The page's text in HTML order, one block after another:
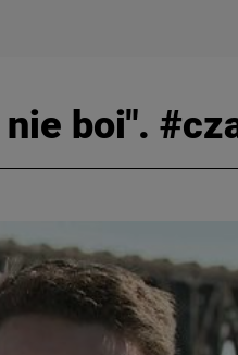
boi".